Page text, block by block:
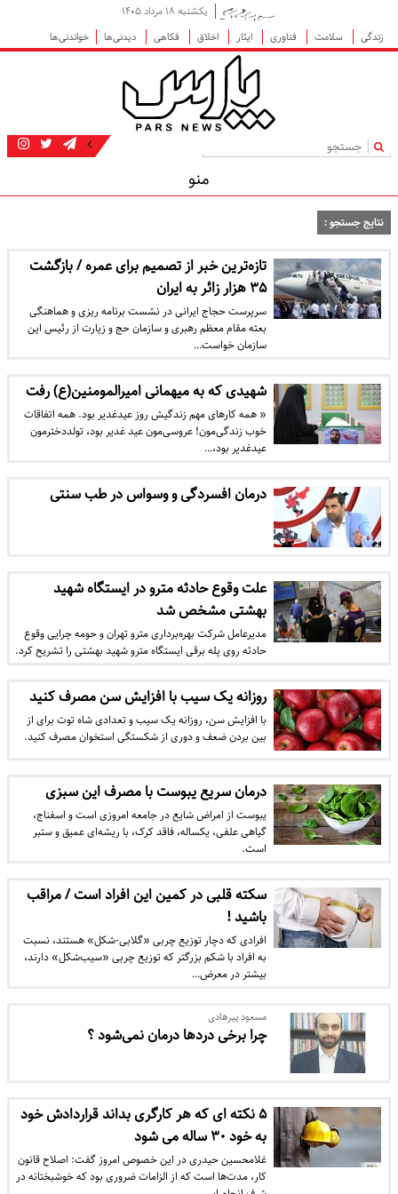
یکشنبه ۱۸ مرداد ۱۴۰۵
زندگی
سلامت فناوری ایثار اخلاق فکاهی دیدنی‌ها خواندنی‌ها
|
منو
نتایج جستجو :
تازه‌ترین خبر از تصمیم برای عمره / بازگشت
۳۵ هزار زائر به ایران
سرپرست حجاج ایرانی در نشست برنامه ریزی و هماهنگی
بعثه مقام معظم رهبری و سازمان حج و زیارت از رئیس این
سازمان خواست…
شهیدی که به میهمانی امیرالمومنین(ع) رفت
« همه کارهای مهم زندگیش روز عیدغدیر بود. همه اتفاقات
خوب زندگی‌مون! عروسی‌مون عید غدیر بود، تولددخترمون
عیدغدیر بود،…
درمان افسردگی و وسواس در طب سنتی
علت وقوع حادثه مترو در ایستگاه شهید
بهشتی مشخص شد
مدیرعامل شرکت بهره‌برداری مترو تهران و حومه چرایی وقوع
حادثه روی پله برقی ایستگاه مترو شهید بهشتی را تشریح کرد.
روزانه یک سیب با افزایش سن مصرف کنید
با افزایش سن، روزانه یک سیب و تعدادی شاه توت برای از
بین بردن ضعف و دوری از شکستگی استخوان مصرف کنید.
درمان سریع یبوست با مصرف این سبزی
یبوست از امراض شایع در جامعه امروزی است و اسفناج،
گیاهی علفی، یکساله، فاقد کرک، با ریشه‌ای عمیق و ستبر
است.
سکته قلبی در کمین این افراد است / مراقب
باشید !
افرادی که دچار توزیع چربی «گلابی‌-شکل» هستند، نسبت
به افراد با شکم بزرگتر که توزیع چربی «سیب‌شکل» دارند،
بیشتر در معرض…
مسعود پیرهادی
چرا برخی دردها درمان نمی‌‌‌شود ؟
۵ نکته ای که هر کارگری بداند قراردادش خود
به خود ۳۰ ساله می شود
غلامحسین حیدری در این خصوص امروز گفت: اصلاح قانون
کار، مدت‌ها است که از الزامات ضروری بود که خوشبختانه در